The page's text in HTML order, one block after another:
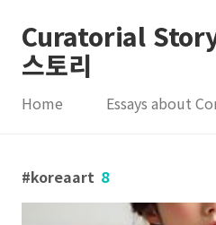
Curatorial Story
스토리
Home Essays about
koreaart 8